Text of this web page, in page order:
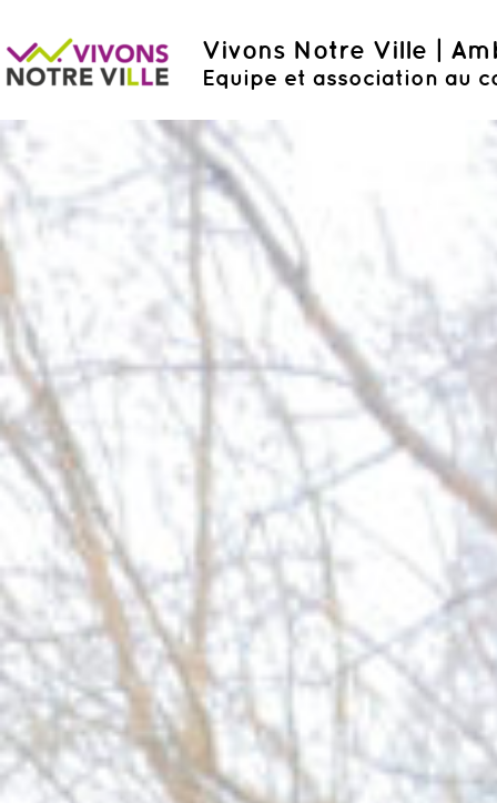
Vivons Notre Ville |
Equipe et association au